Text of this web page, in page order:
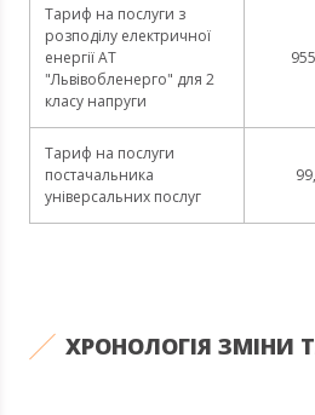
Тариф на послуги з
розподілу електричної
енергії АТ
"Львівобленерго" для 2
класу напруги
Тариф на послуги
постачальника
універсальних послуг
ХРОНОЛОГІЯ ЗМІНИ